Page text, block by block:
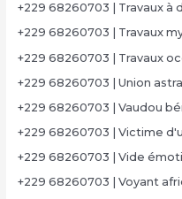
+229 68260703 | Travaux à
+229 68260703 | Travaux
+229 68260703 | Travaux
+229 68260703 | Union
+229 68260703 | Vaudou
+229 68260703 | Victime
+229 68260703 | Vide
+229 68260703 | Voyant